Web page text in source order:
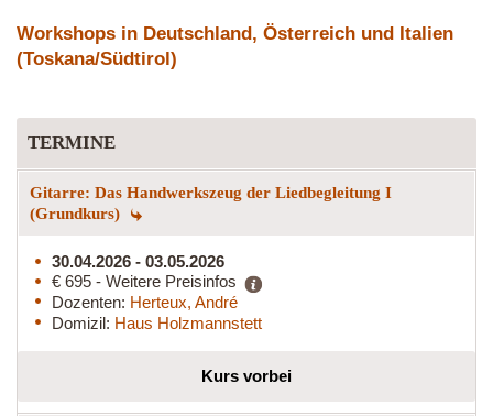
Workshops in Deutschland, Österreich und Italien
(Toskana/Südtirol)
TERMINE
Gitarre: Das Handwerkszeug der Liedbegleitung I
(Grundkurs)
30.04.2026 - 03.05.2026
€ 695 - Weitere Preisinfos
Dozenten: Herteux, André
Domizil: Haus Holzmannstett
Kurs vorbei